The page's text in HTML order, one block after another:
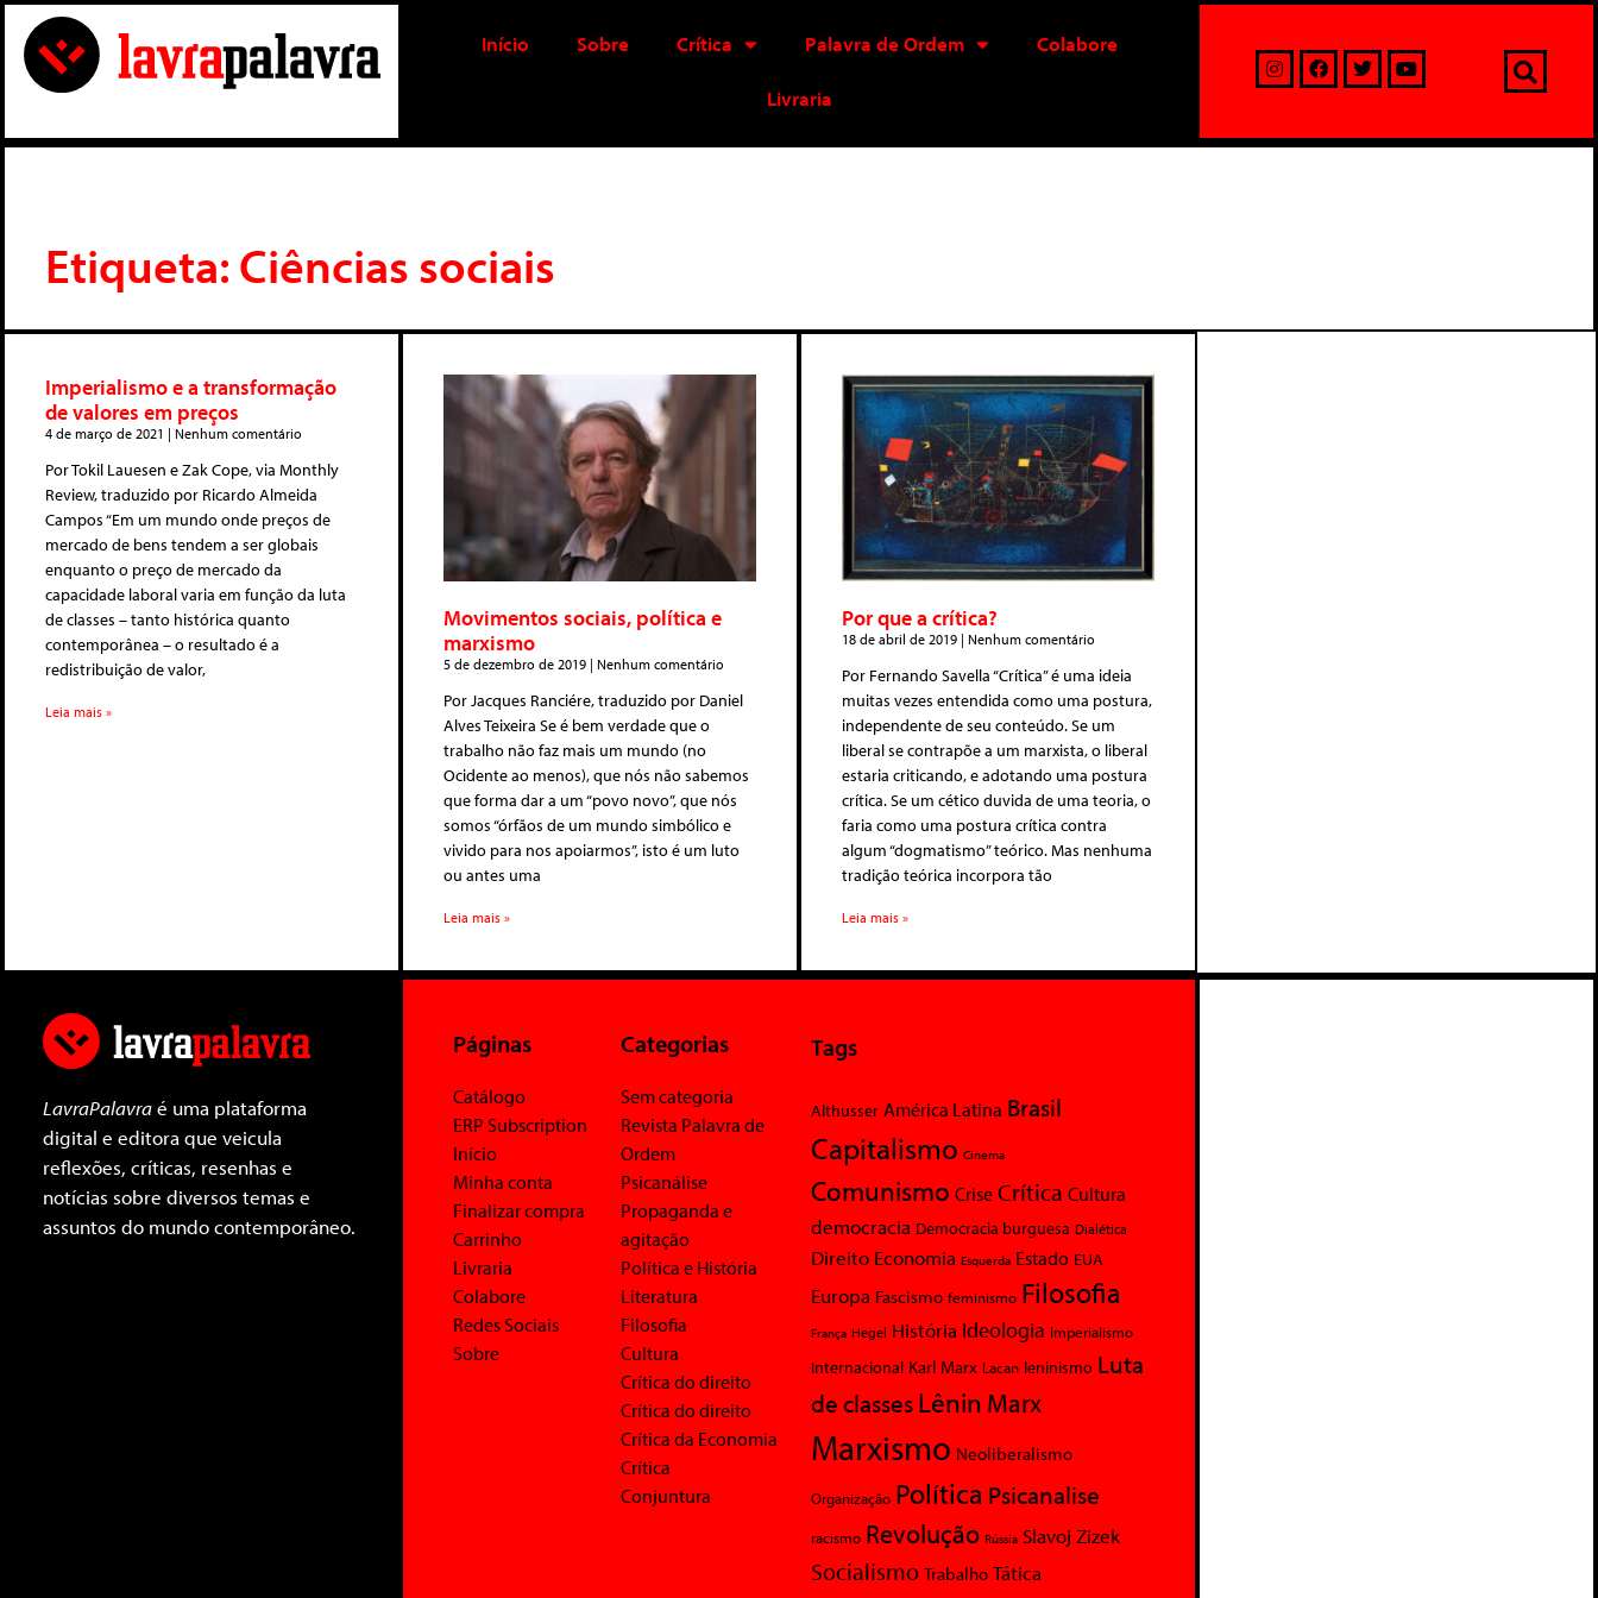
Início Sobre Crítica Palavra de Ordem Colabore
Livraria
Etiqueta: Ciências sociais
Imperialismo e a transformação
de valores em preços
4 de março de 2021 Nenhum comentário
Por Tokil Lauesen e Zak Cope, via Monthly
Review, traduzido por Ricardo Almeida
Campos “Em um mundo onde preços de
mercado de bens tendem a ser globais
enquanto o preço de mercado da
capacidade laboral varia em função da luta
de classes – tanto histórica quanto
contemporânea – o resultado é a
redistribuição de valor,
Leia mais »
Movimentos sociais, política e
marxismo
5 de dezembro de 2019 Nenhum comentário
Por Jacques Ranciére, traduzido por Daniel
Alves Teixeira Se é bem verdade que o
trabalho não faz mais um mundo (no
Ocidente ao menos), que nós não sabemos
que forma dar a um “povo novo”, que nós
somos “órfãos de um mundo simbólico e
vivido para nos apoiarmos”, isto é um luto
ou antes uma
Leia mais »
Por que a crítica?
18 de abril de 2019 Nenhum comentário
Por Fernando Savella “Crítica” é uma ideia
muitas vezes entendida como uma postura,
independente de seu conteúdo. Se um
liberal se contrapõe a um marxista, o liberal
estaria criticando, e adotando uma postura
crítica. Se um cético duvida de uma teoria, o
faria como uma postura crítica contra
algum “dogmatismo” teórico. Mas nenhuma
tradição teórica incorpora tão
Leia mais »
LavraPalavraé uma plataforma
digital e editora que veicula
reflexões, críticas, resenhas e
notícias sobre diversos temas e
assuntos do mundo contemporâneo.
Páginas
Catálogo
ERP Subscription
Início
Minha conta
Finalizar compra
Carrinho
Livraria
Colabore
Redes Sociais
Sobre
Categorias
Sem categoria
Revista Palavra de
Ordem
Psicanálise
Propaganda e
agitação
Política e História
Literatura
Filosofia
Cultura
Crítica do direito
Crítica do direito
Crítica da Economia
Crítica
Conjuntura
Tags
Althusser América Latina Brasil
Capitalismo Cinema
Comunismo Crise Crítica Cultura
democracia Democracia burguesa Dialética
Direito Economia Esquerda Estado EUA
Europa Fascismo feminismo Filosofia
França Hegel História Ideologia Imperialismo
Internacional Karl Marx Lacan leninismo Luta
de classesLênin Marx
Marxismo Neoliberalismo
Organização Política Psicanalise
racismo Revolução Rússia Slavoj Zizek
Socialismo Trabalho Tática